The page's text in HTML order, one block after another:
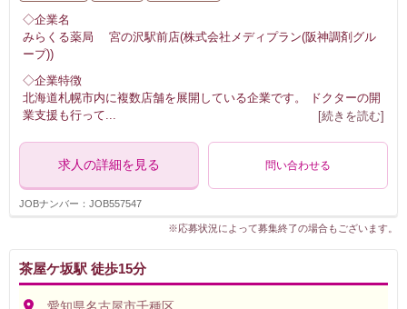
◇企業名
みらくる薬局 宮の沢駅前店(株式会社メディプラン(阪神調剤グル
ープ))
◇企業特徴
北海道札幌市内に複数店舗を展開している企業です。 ドクターの開
業支援も行って... [続きを読む]
求人の詳細を見る 問い合わせる
JOBナンバー：JOB557547
※応募状況によって募集終了の場合もございます。
茶屋ケ坂駅 徒歩15分
愛知県名古屋市千種区